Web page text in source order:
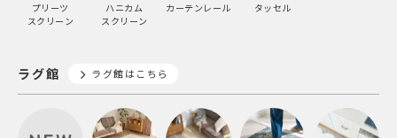
プリーツ
スクリーン
ハニカム
スクリーン
カーテンレール タッセル
ラグ館 ラグ館はこちら